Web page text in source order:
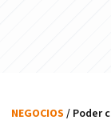
NEGOCIOS / Poder